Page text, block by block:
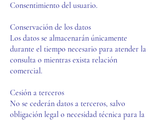
Consentimiento del usuario.
Conservación de los datos
Los datos se almacenarán únicamente
durante el tiempo necesario para atender la
consulta o mientras exista relación
comercial.
Cesión a terceros
No se cederán datos a terceros, salvo
obligación legal o necesidad técnica para la